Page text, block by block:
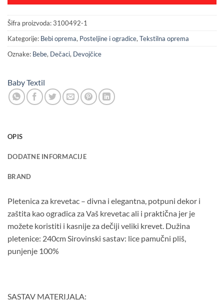
Šifra proizvoda:3100492-1
Kategorije: Bebi oprema, Posteljine i ogradice, Tekstilna oprema
Oznake: Bebe, Dečaci, Devojčice
Baby Textil
OPIS
DODATNE INFORMACIJE
BRAND
Pletenica za krevetac – divna i elegantna, potpuni dekor i
zaštita kao ogradica za Vaš krevetac ali i praktična jer je
možete koristiti i kasnije za dečiji veliki krevet. Dužina
pletenice: 240cm Sirovinski sastav: lice pamučni pliš,
punjenje 100%
SASTAV MATERIJALA: